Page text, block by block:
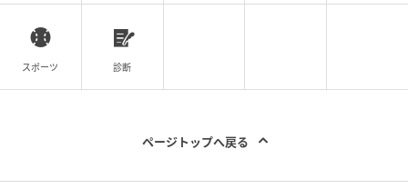
スポーツ 診断
ページトップへ戻る